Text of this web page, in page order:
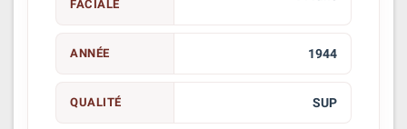
FACIALE
ANNÉE 1944
QUALITÉ SUP